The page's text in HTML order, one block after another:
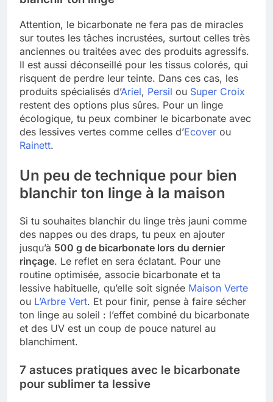
Attention, le bicarbonate ne fera pas de miracles
sur toutes les tâches incrustées, surtout celles très
anciennes ou traitées avec des produits agressifs.
Il est aussi déconseillé pour les tissus colorés, qui
risquent de perdre leur teinte. Dans ces cas, les
produits spécialisés d’Ariel, Persil ou Super Croix
restent des options plus sûres. Pour un linge
écologique, tu peux combiner le bicarbonate avec
des lessives vertes comme celles d’Ecover ou
Rainett.
Un peu de technique pour bien
blanchir ton linge à la maison
Si tu souhaites blanchir du linge très jauni comme
des nappes ou des draps, tu peux en ajouter
jusqu’à 500 g de bicarbonate lors du dernier
rinçage. Le reflet en sera éclatant. Pour une
routine optimisée, associe bicarbonate et ta
lessive habituelle, qu’elle soit signée Maison Verte
ou L’Arbre Vert. Et pour finir, pense à faire sécher
ton linge au soleil : l’effet combiné du bicarbonate
et des UV est un coup de pouce naturel au
blanchiment.
7 astuces pratiques avec le bicarbonate
pour sublimer ta lessive